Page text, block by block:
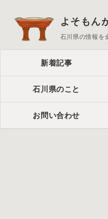
よそもん
石川県の情報を
新着記事
石川県のこと
お問い合わせ